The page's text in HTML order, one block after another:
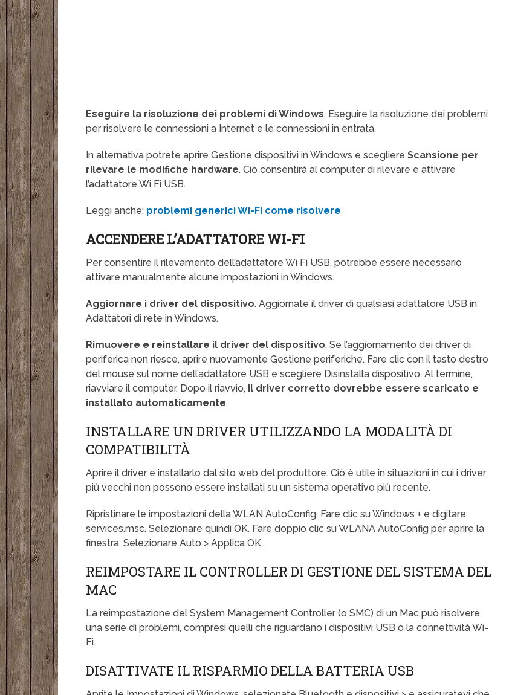
Eseguire la risoluzione dei problemi di Windows. Eseguire la risoluzione dei problemi
per risolvere le connessioni a Internet e le connessioni in entrata.
In alternativa potrete aprire Gestione dispositivi in Windows e scegliereScansione per
rilevare le modifiche hardware. Ciò consentirà al computer di rilevare e attivare
l’adattatore Wi Fi USB.
Leggi anche: problemi generici Wi-Fi come risolvere
ACCENDERE L’ADATTATORE WI-FI
Per consentire il rilevamento dell’adattatore Wi Fi USB, potrebbe essere necessario
attivare manualmente alcune impostazioni in Windows.
Aggiornare i driver del dispositivo. Aggiornate il driver di qualsiasi adattatore USB in
Adattatori di rete in Windows.
Rimuovere e reinstallare il driver del dispositivo. Se l’aggiornamento dei driver di
periferica non riesce, aprire nuovamente Gestione periferiche. Fare clic con il tasto destro
del mouse sul nome dell’adattatore USB e scegliere Disinstalla dispositivo. Al termine,
riavviare il computer. Dopo il riavvio, il driver corretto dovrebbe essere scaricato e
installato automaticamente.
INSTALLARE UN DRIVER UTILIZZANDO LA MODALITÀ DI
COMPATIBILITÀ
Aprire il driver e installarlo dal sito web del produttore. Ciò è utile in situazioni in cui i driver
più vecchi non possono essere installati su un sistema operativo più recente.
Ripristinare le impostazioni della WLAN AutoConfig. Fare clic su Windows + e digitare
services.msc. Selezionare quindi OK. Fare doppio clic su WLANA AutoConfig per aprire la
finestra. Selezionare Auto > Applica OK.
REIMPOSTARE IL CONTROLLER DI GESTIONE DEL SISTEMA DEL
MAC
La reimpostazione del System Management Controller (o SMC) di un Mac può risolvere
una serie di problemi, compresi quelli che riguardano i dispositivi USB o la connettività Wi-
Fi.
DISATTIVATE IL RISPARMIO DELLA BATTERIA USB